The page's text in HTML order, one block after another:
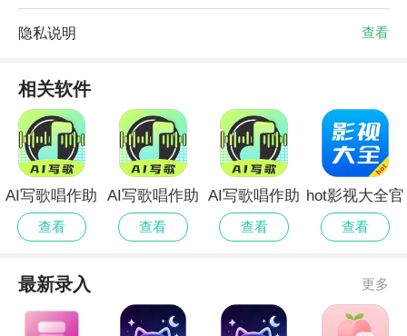
隐私说明 查看
相关软件
AI写歌唱作助
手安卓版
查看
AI写歌唱作助
手官方安卓版
查看
AI写歌唱作助
手最新官方
查看
hot影视大全官
网最新版
查看
最新录入 更多